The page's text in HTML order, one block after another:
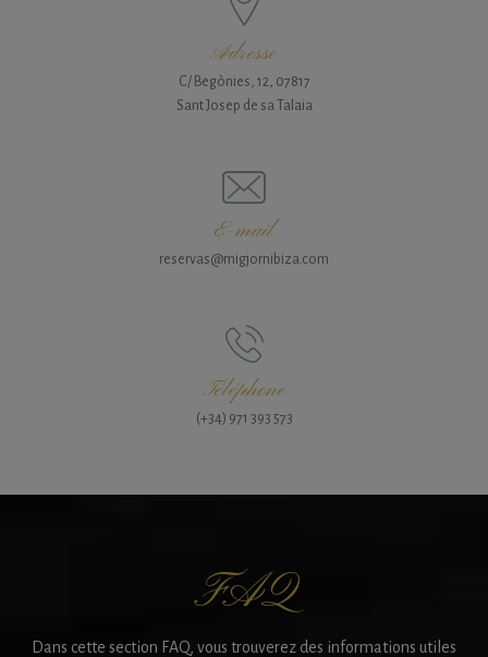
Adresse
C/ Begònies, 12, 07817
Sant Josep de sa Talaia
E-mail
reservas@migjornibiza.com
Téléphone
(+34) 971 393 573
FAQ
Dans cette section FAQ, vous trouverez des informations utiles